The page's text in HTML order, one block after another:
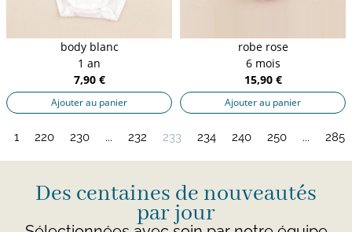
body blanc
1 an
7,90 €
Ajouter au panier
robe rose
6 mois
15,90 €
Ajouter au panier
1 220 230 ... 232 233 234 240 250 ... 285
Des centaines de nouveautés
par jour